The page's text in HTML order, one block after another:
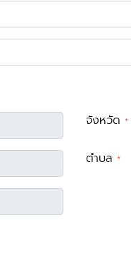
จังหวัด *
ตำบล *